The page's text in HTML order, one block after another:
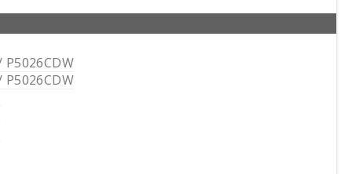
P5026CDW
P5026CDW